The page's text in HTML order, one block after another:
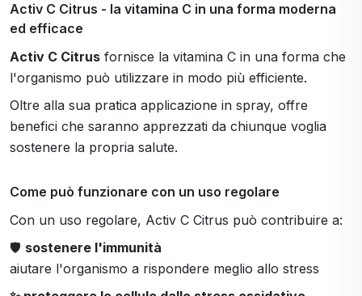
Activ C Citrus - la vitamina C in una forma moderna
ed efficace
Activ C Citrus fornisce la vitamina C in una forma che
l'organismo può utilizzare in modo più efficiente.
Oltre alla sua pratica applicazione in spray, offre
benefici che saranno apprezzati da chiunque voglia
sostenere la propria salute.
Come può funzionare con un uso regolare
Con un uso regolare, Activ C Citrus può contribuire a:
🛡 sostenere l'immunità
aiutare l'organismo a rispondere meglio allo stress